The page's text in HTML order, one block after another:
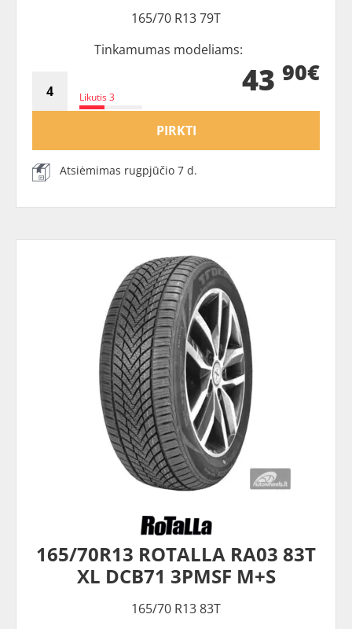
165/70 R13 79T
Tinkamumas modeliams:
Likutis 3 43 90€
PIRKTI
Atsiėmimas rugpjūčio 7 d.
165/70R13 ROTALLA RA03 83T
XL DCB71 3PMSF M+S
165/70 R13 83T